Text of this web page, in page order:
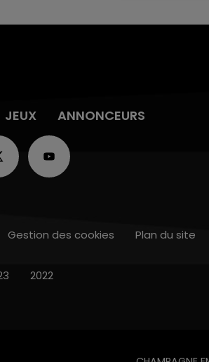
JEUX ANNONCEURS
Gestion des cookies Plan du site
2022